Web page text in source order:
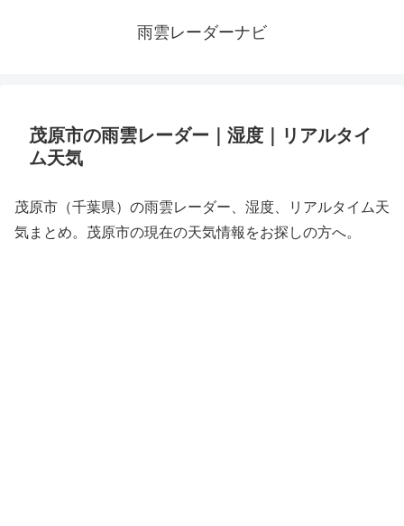
雨雲レーダーナビ
茂原市の雨雲レーダー｜湿度｜リアルタイ
ム天気
茂原市（千葉県）の雨雲レーダー、湿度、リアルタイム天
気まとめ。茂原市の現在の天気情報をお探しの方へ。